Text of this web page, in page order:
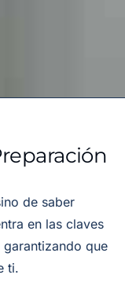
de saber
en las claves
que
ti.